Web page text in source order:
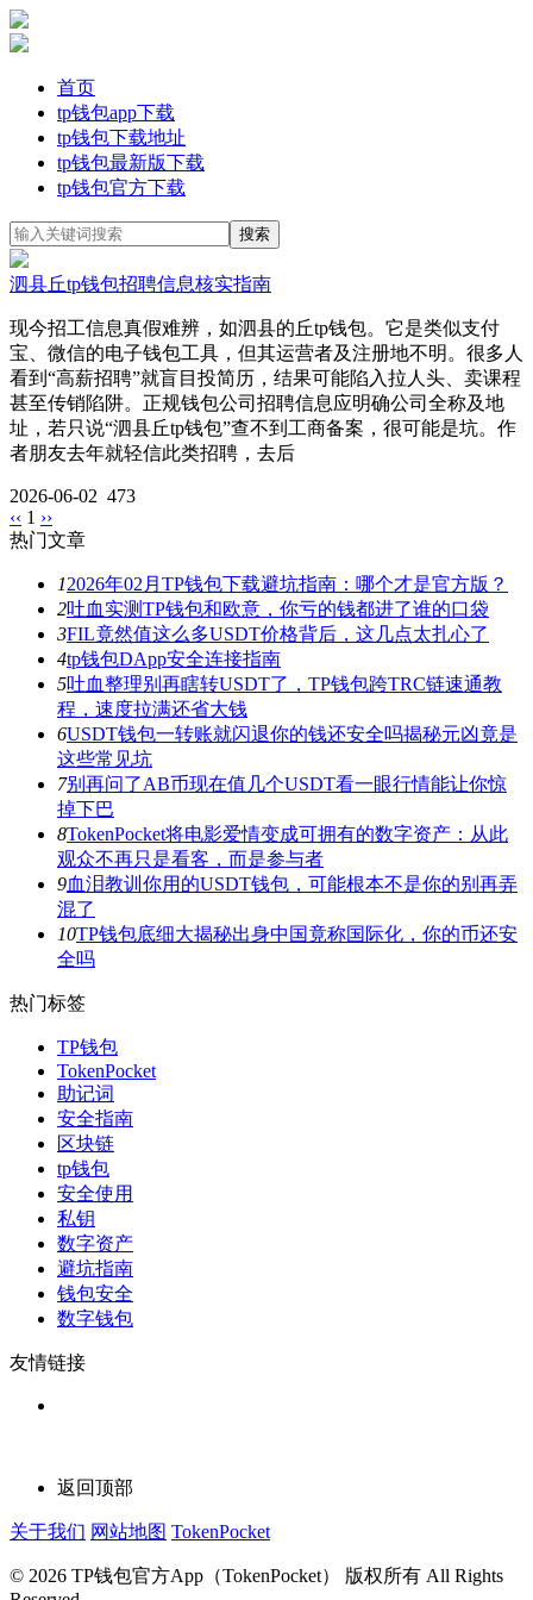
首页
tp钱包app下载
tp钱包下载地址
tp钱包最新版下载
tp钱包官方下载
泗县丘tp钱包招聘信息核实指南
现今招工信息真假难辨，如泗县的丘tp钱包。它是类似支付
宝、微信的电子钱包工具，但其运营者及注册地不明。很多人
看到“高薪招聘”就盲目投简历，结果可能陷入拉人头、卖课程
甚至传销陷阱。正规钱包公司招聘信息应明确公司全称及地
址，若只说“泗县丘tp钱包”查不到工商备案，很可能是坑。作
者朋友去年就轻信此类招聘，去后
2026-06-02 473
‹‹ 1 ››
热门文章
12026年02月TP钱包下载避坑指南：哪个才是官方版？
2吐血实测TP钱包和欧意，你亏的钱都进了谁的口袋
3FIL竟然值这么多USDT价格背后，这几点太扎心了
4tp钱包DApp安全连接指南
5吐血整理别再瞎转USDT了，TP钱包跨TRC链速通教
程，速度拉满还省大钱
6USDT钱包一转账就闪退你的钱还安全吗揭秘元凶竟是
这些常见坑
7别再问了AB币现在值几个USDT看一眼行情能让你惊
掉下巴
8TokenPocket将电影爱情变成可拥有的数字资产：从此
观众不再只是看客，而是参与者
9血泪教训你用的USDT钱包，可能根本不是你的别再弄
混了
10TP钱包底细大揭秘出身中国竟称国际化，你的币还安
全吗
热门标签
TP钱包
TokenPocket
助记词
安全指南
区块链
tp钱包
安全使用
私钥
数字资产
避坑指南
钱包安全
数字钱包
友情链接
返回顶部
关于我们 网站地图 TokenPocket
© 2026 TP钱包官方App（TokenPocket） 版权所有 All Rights